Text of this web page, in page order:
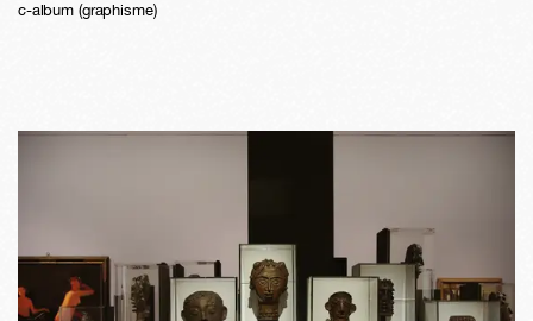
c-album (graphisme)